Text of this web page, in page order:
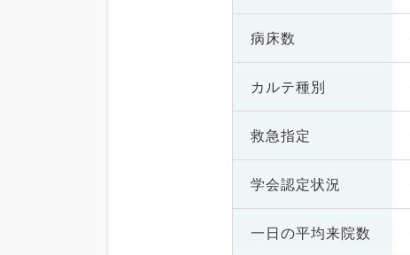
病床数
カルテ種別
救急指定
学会認定状況
一日の平均来院数